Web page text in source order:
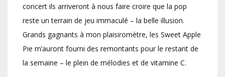
concert ils arriveront à nous faire croire que la pop
reste un terrain de jeu immaculé – la belle illusion.
Grands gagnants à mon plaisiromètre, les Sweet Apple
Pie m’auront fourni des remontants pour le restant de
la semaine – le plein de mélodies et de vitamine C.